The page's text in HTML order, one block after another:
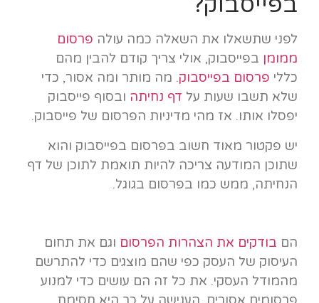
לפני שתשאלו את השאלה כמה עולה פרסום
ממומן בפייסבוק, אולי צריך קודם להבין מהם
כללי פרסום בפייסבוק. מה מותר ומה אסור, כדי
שלא תשבו שעות על דף נחיתה ובסוף פייסבוק
יפסלו אותו. אז מהי מדיניות הפרסום של פייסבוק.
יש פקטור מאוד חשוב בפרסום בפייסבוק והוא
שתוכן המודעה צריכה להיות תואמת לתוכן של דף
הנחיתה, ממש כמו בפרסום בגוגל.
הם בודקים את הצהרות הפרסום וגם את תחום
העיסוק של העסק כפי שהם מוצגים כדי להתרשם
מהמודל העסקי. את כל זה הם עושים כדי למנוע